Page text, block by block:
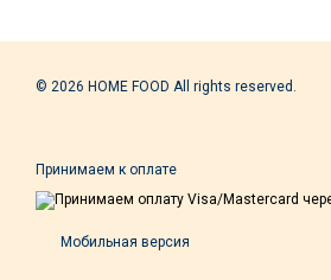
© 2026 HOME FOOD All rights reserved.
Принимаем к оплате
Мобильная версия